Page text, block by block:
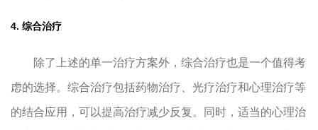
4. 综合治疗
除了上述的单一治疗方案外，综合治疗也是一个值得考
虑的选择。综合治疗包括药物治疗、光疗治疗和心理治疗等
的结合应用，可以提高治疗减少反复。同时，适当的心理治